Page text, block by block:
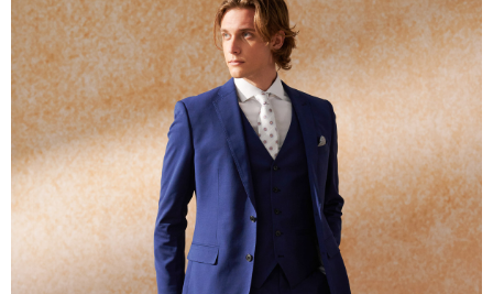
３．安心：先確認商品／服務後，再付款。
【「AFTEE先享後付」結帳流程】
１．於結帳方式選擇「AFTEE先享後付」後，將跳轉至「AFTEE先享後付」
結帳頁面，進行簡訊認證並確認金額後，即可完成結帳。
２．訂單成立數日內，您將收到繳費通知簡訊。
３．收到繳費通知簡訊後14天內，點擊此簡訊中的連結，可透過四大超商／
ATM／網路銀行／等多元方式進行付款，方視為交易完成。
※ 請注意：結帳手續完成當下不需立刻繳費，但若您需要取消訂單，請聯絡
購買商品的店家。未經商家同意取消之訂單仍視為有效，需透過AFTEE先享
後付繳納相關費用。
※ 交易是否成功請以「AFTEE先享後付 」之結帳頁面顯示為準，若有關於
是否繳費成功／繳費後需取消欲退款等相關疑問，請聯繫「AFTEE先享後付
客戶支援中心」
https://netprotections.freshdesk.com/support/home
新竹物流宅配
每筆NT$120，滿NT$3,000(含以上)免運費
新竹物流離島宅配
每筆NT$350，滿NT$3,500(含以上)免運費
LINEX 宇迅國際 查看運費